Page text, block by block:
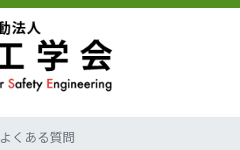
よくある質問